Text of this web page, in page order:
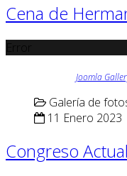
Cena de
Joomla
Galería de
11 Enero 2023
Congreso